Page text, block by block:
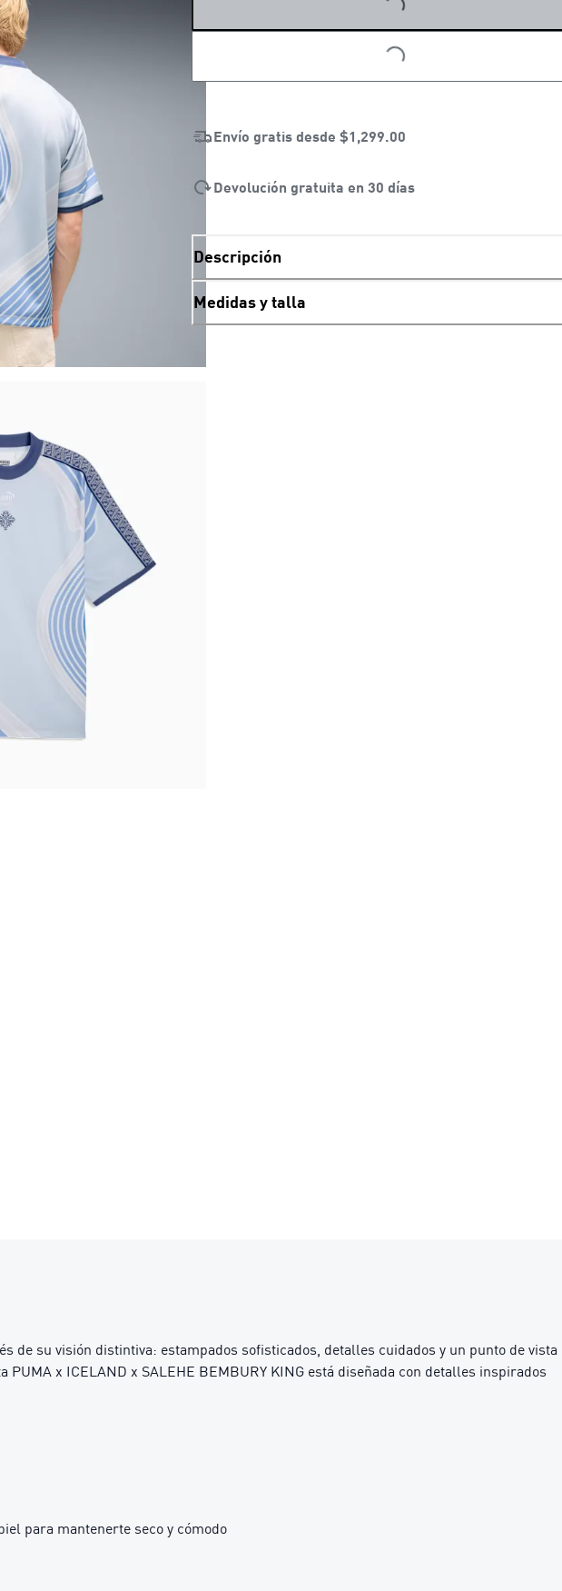
LOADING...
LOADING...
Envío gratis desde $1,299.00
Devolución gratuita en 30 días
Descripción
Medidas y talla
su visión distintiva: estampados sofisticados, detalles cuidados y un punto de vista
x ICELAND x SALEHE BEMBURY KING está diseñada con detalles inspirados
para mantenerte seco y cómodo